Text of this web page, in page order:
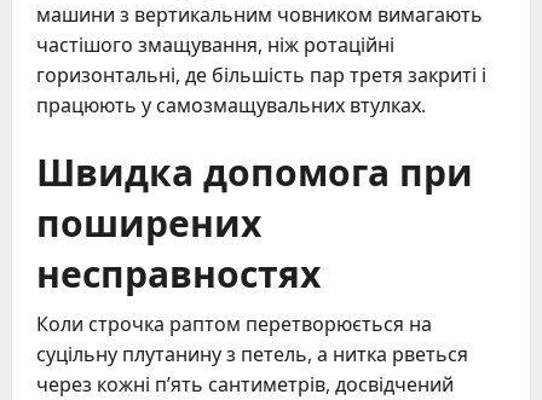
машини з вертикальним човником вимагають
частішого змащування, ніж ротаційні
горизонтальні, де більшість пар третя закриті і
працюють у самозмащувальних втулках.
Швидка допомога при
поширених
несправностях
Коли строчка раптом перетворюється на
суцільну плутанину з петель, а нитка рветься
через кожні п’ять сантиметрів, досвідчений